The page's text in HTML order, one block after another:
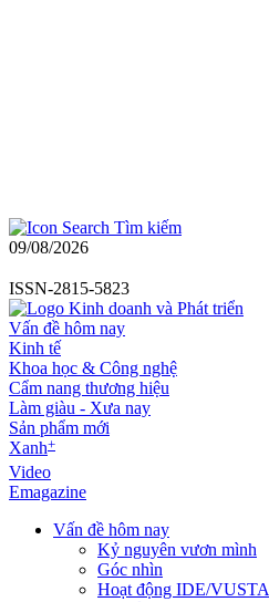
Tìm kiếm
09/08/2026
ISSN-2815-5823
Vấn đề hôm nay
Kinh tế
Khoa học & Công nghệ
Cẩm nang thương hiệu
Làm giàu - Xưa nay
Sản phẩm mới
Xanh+
Video
Emagazine
Vấn đề hôm nay
Kỷ nguyên vươn mình
Góc nhìn
Hoạt động IDE/VUSTA